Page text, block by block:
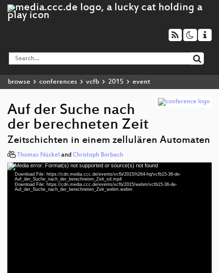
browse conferences vcfb 2015 event
Auf der Suche nach
der berechneten Zeit
Zeitschichten in einem zellulären Automaten
Thomas Nückel and Christoph Borbach
Video
Player
Media error: Format(s) not supported or source(s) not found
Download File: https://cdn.media.ccc.de/events/vcfb/2015/h264-hq/vcfb15-36-de-
Auf_der_Suche_nach_der_berechneten_Zeit_sd.mp4
Download File: https://cdn.media.ccc.de/events/vcfb/2015/webm/vcfb15-36-de-
Auf_der_Suche_nach_der_berechneten_Zeit_webm.webm